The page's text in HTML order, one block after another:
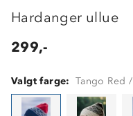
Hardanger ullue
299,-
Valgt farge: Tango Red